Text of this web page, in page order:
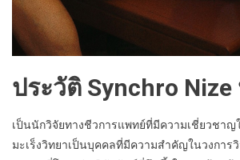
ประวัติ Synchro
เป็นนักวิจัยทางชีวการแพทย์ที่มีความเชี่ยวชา
มะเร็งวิทยาเป็นบุคคลที่มีความสำคัญในวงการ